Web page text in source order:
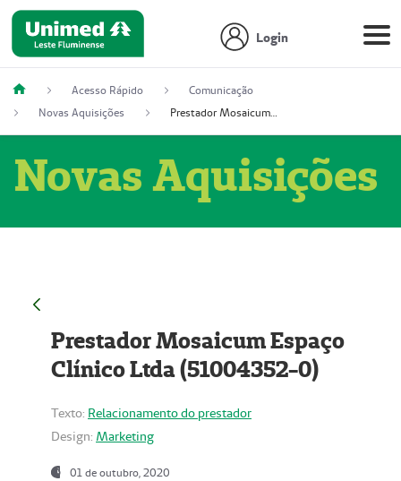
Login
Acesso Rápido
Comunicação
Novas Aquisições
Prestador Mosaicum Espaço Clínico Ltda (51004352-0)
Novas Aquisições
Prestador Mosaicum Espaço
Clínico Ltda (51004352-0)
Texto: Relacionamento do prestador
Design: Marketing
01 de outubro, 2020